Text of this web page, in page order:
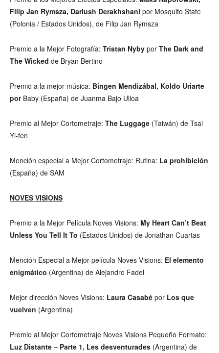
Filip Jan Rymsza, Dariush Derakhshani por Mosquito State
(Polonia / Estados Unidos), de Filip Jan Rymsza
Premio a la Mejor Fotografía: Tristan Nyby por The Dark and
The Wicked de Bryan Bertino
Premio a la mejor música: Bingen Mendizábal, Koldo Uriarte
porBaby (España) de Juanma Bajo Ulloa
Premio al Mejor Cortometraje: The Luggage (Taiwán) de Tsai
Yi-fen
Mención especial a Mejor Cortometraje: Rutina: La prohibición
(España) de SAM
NOVES VISIONS
Premio a la Mejor Película Noves Visions: My Heart Can’t Beat
Unless You Tell It To (Estados Unidos) de Jonathan Cuartas
Mención Especial a Mejor película Noves Visions: El elemento
enigmático (Argentina) de Alejandro Fadel
Mejor dirección Noves Visions: Laura Casabé por Los que
vuelven (Argentina)
Premio al Mejor Cortometraje Noves Visions Pequeño Formato:
Luz Distante – Parte 1, Les desventurades (Argentina) de